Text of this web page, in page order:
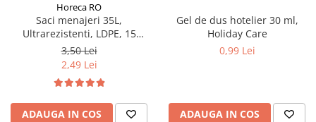
Horeca RO
Saci menajeri 35L,
Ultrarezistenti, LDPE, 15
buc/rola
3,50 Lei
2,49 Lei
ADAUGA IN COS
Gel de dus hotelier 30 ml,
Holiday Care
0,99 Lei
ADAUGA IN COS